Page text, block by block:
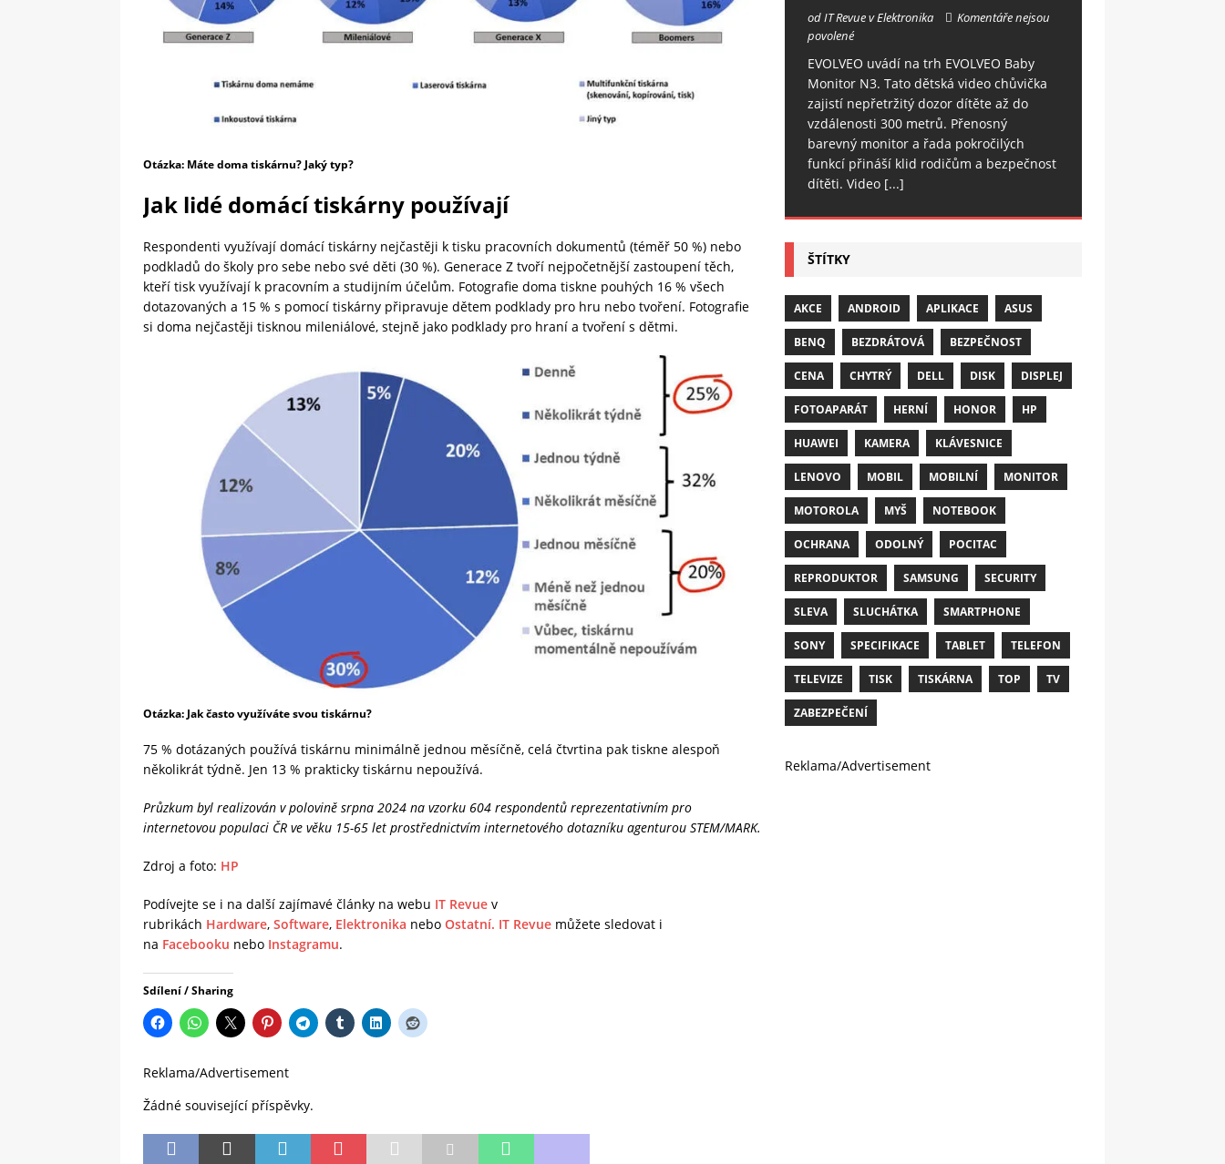
Otázka: Máte doma tiskárnu? Jaký typ?
Jak lidé domácí tiskárny používají
Respondenti využívají domácí tiskárny nejčastěji k tisku pracovních dokumentů (téměř 50 %) nebo
podkladů do školy pro sebe nebo své děti (30 %). Generace Z tvoří nejpočetnější zastoupení těch,
kteří tisk využívají k pracovním a studijním účelům. Fotografie doma tiskne pouhých 16 % všech
dotazovaných a 15 % s pomocí tiskárny připravuje dětem podklady pro hru nebo tvoření. Fotografie
si doma nejčastěji tisknou mileniálové, stejně jako podklady pro hraní a tvoření s dětmi.
Otázka: Jak často využíváte svou tiskárnu?
75 % dotázaných používá tiskárnu minimálně jednou měsíčně, celá čtvrtina pak tiskne alespoň
několikrát týdně. Jen 13 % prakticky tiskárnu nepoužívá.
Průzkum byl realizován v polovině srpna 2024 na vzorku 604 respondentů reprezentativním pro
internetovou populaci ČR ve věku 15-65 let prostřednictvím internetového dotazníku agenturou STEM/MARK.
Zdroj a foto: HP
Podívejte se i na další zajímavé články na webu IT Revue v
rubrikách Hardware, Software, Elektronika nebo Ostatní. IT Revue můžete sledovat i
na Facebooku nebo Instagramu.
Sdílení / Sharing
Reklama/Advertisement
Žádné související příspěvky.
od IT Revue v Elektronika
Komentáře nejsou
povolené
EVOLVEO uvádí na trh EVOLVEO Baby
Monitor N3. Tato dětská video chůvička
zajistí nepřetržitý dozor dítěte až do
vzdálenosti 300 metrů. Přenosný
barevný monitor a řada pokročilých
funkcí přináší klid rodičům a bezpečnost
dítěti. Video [...]
ŠTÍTKY
AKCE ANDROID APLIKACE ASUS
BENQ BEZDRÁTOVÁ BEZPEČNOST
CENA CHYTRÝ DELL DISK DISPLEJ
FOTOAPARÁT HERNÍ HONOR HP
HUAWEI KAMERA KLÁVESNICE
LENOVO MOBIL MOBILNÍ MONITOR
MOTOROLA MYŠ NOTEBOOK
OCHRANA ODOLNÝ POCITAC
REPRODUKTOR SAMSUNG SECURITY
SLEVA SLUCHÁTKA SMARTPHONE
SONY SPECIFIKACE TABLET TELEFON
TELEVIZE TISK TISKÁRNA TOP TV
ZABEZPEČENÍ
Reklama/Advertisement